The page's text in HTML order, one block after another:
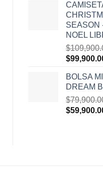
original
era:
SEASON
NOEL
$
El
original
era:
$
BOLSA
DREAM
$
El
$